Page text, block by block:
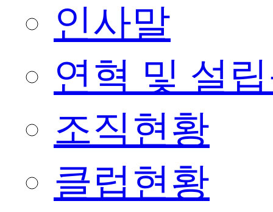
인사말
연혁 및 설
조직현황
클럽현황